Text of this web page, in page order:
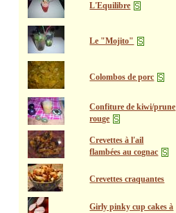
L'Equilibre
Le "Mojito"
Colombos de porc
Confiture de kiwi/prune
rouge
Crevettes à l'ail
flambées au cognac
Crevettes craquantes
Girly pinky cup cakes à